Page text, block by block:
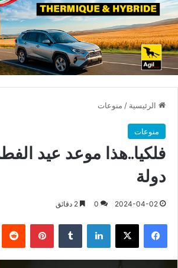
الرئيسية / منوعات
منوعات
دولة
2024-04-02
0
فيسبوك X لينكدإن بينتيريست